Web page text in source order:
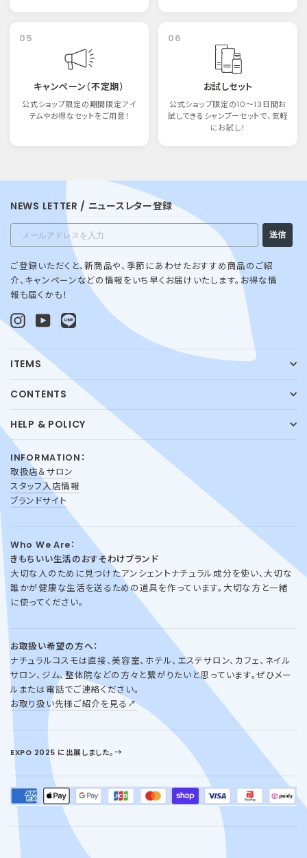
05
キャンペーン（不定期）
公式ショップ限定の期間限定アイ
テムやお得なセットをご用意！
06
お試しセット
公式ショップ限定の10〜13日間お
試しできるシャンプーセットで、気軽
にお試し！
NEWS LETTER / ニュースレター登録
Email
送信
ご登録いただくと、新商品や、季節にあわせたおすすめ商品のご紹
介、キャンペーンなどの情報をいち早くお届けいたします。お得な情
報も届くかも！
Instagram
YouTube
ITEMS
CONTENTS
HELP & POLICY
INFORMATION：
取扱店＆サロン
スタッフ入店情報
ブランドサイト
Who We Are：
きもちいい生活のおすそわけブランド
大切な人のために見つけたアンシェントナチュラル成分を使い、大切な
誰かが健康な生活を送るための道具を作っています。大切な方と一緒
に使ってください。
お取扱い希望の方へ：
ナチュラルコスモは直接、美容室、ホテル、エステサロン、カフェ、ネイル
サロン、ジム、整体院などの方々と繋がりたいと思っています。ぜひメー
ルまたは電話でご連絡ください。
お取り扱い先様ご紹介を見る↗︎
EXPO 2025 に出展しました。→